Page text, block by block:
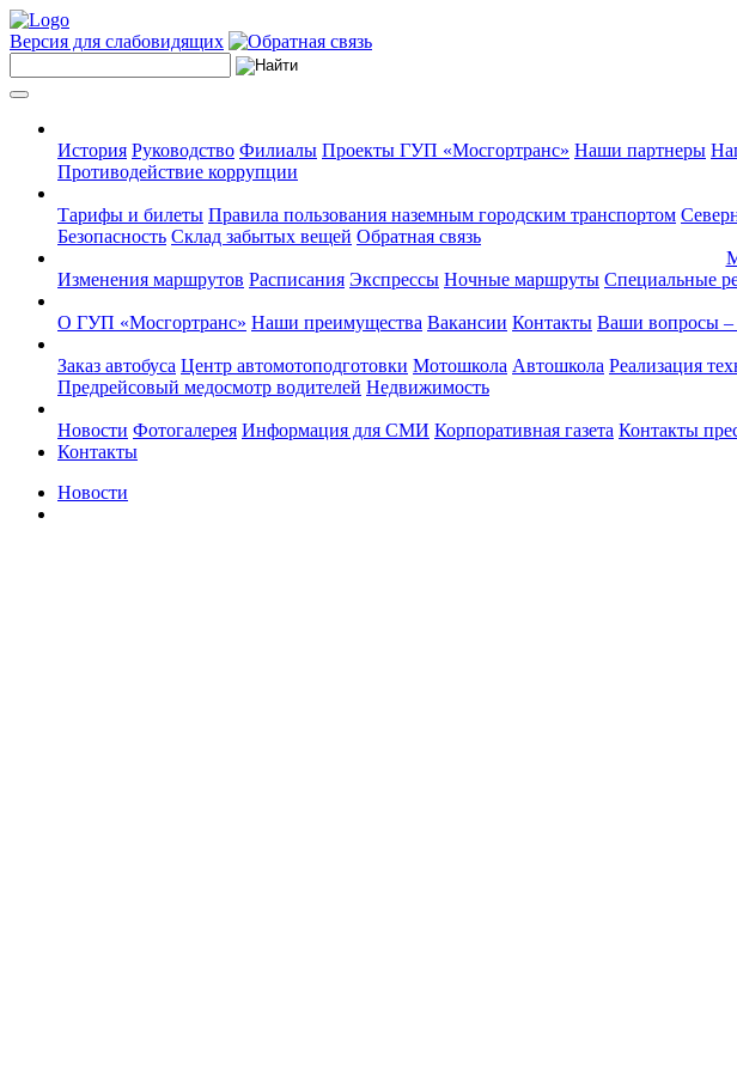
Версия для слабовидящих
История Руководство Филиалы Проекты ГУП «Мосгортранс» Наши партнеры
Противодействие коррупции
Тарифы и билеты Правила пользования наземным городским транспортом
Безопасность Склад забытых вещей Обратная связь
Изменения маршрутов Расписания Экспрессы Ночные маршруты Специальные
О ГУП «Мосгортранс» Наши преимущества Вакансии Контакты Ваши вопросы –
Заказ автобуса Центр автомотоподготовки Мотошкола Автошкола Реализация
Предрейсовый медосмотр водителей Недвижимость
Новости Фотогалерея Информация для СМИ Корпоративная газета Контакты
Контакты
Новости